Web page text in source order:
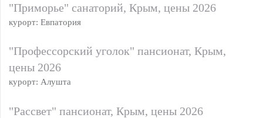
"Приморье" санаторий, Крым, цены 2026
курорт: Евпатория
"Профессорский уголок" пансионат, Крым,
цены 2026
курорт: Алушта
"Рассвет" пансионат, Крым, цены 2026